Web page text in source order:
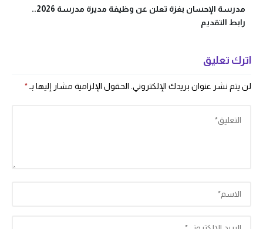
مدرسة الإحسان بغزة تعلن عن وظيفة مديرة مدرسة 2026..
رابط التقديم
اترك تعليق
لن يتم نشر عنوان بريدك الإلكتروني. الحقول الإلزامية مشار إليها بـ*